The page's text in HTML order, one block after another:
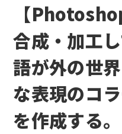
【
合成・加工
語が外の世
な表現のコ
を作成する。